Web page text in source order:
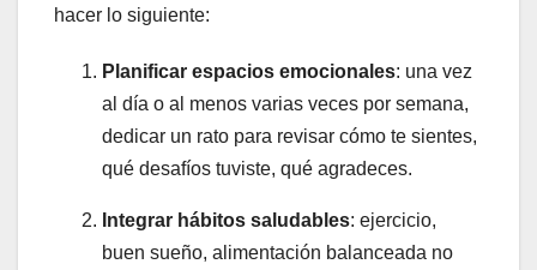
hacer lo siguiente:
Planificar espacios emocionales: una vez
al día o al menos varias veces por semana,
dedicar un rato para revisar cómo te sientes,
qué desafíos tuviste, qué agradeces.
Integrar hábitos saludables: ejercicio,
buen sueño, alimentación balanceada no